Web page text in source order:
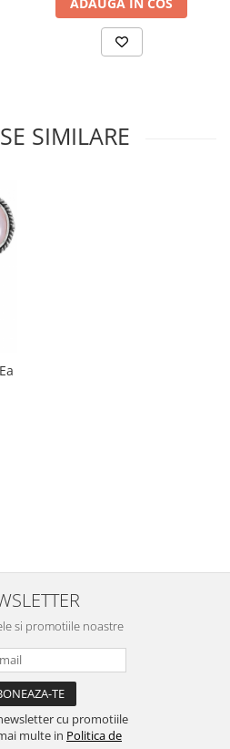
SIMILARE
si promotiile noastre
cu promotiile
multe in Politica de